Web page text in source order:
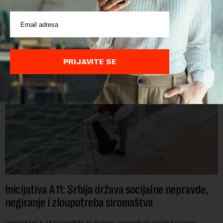
"Jugoslovenskom rečnom brodarstvu" otpiše više od 1,3
miliona evra duga prema državi, objavila je Pištaljka. To je
Inicijativa A11: Srbija država socijalne nepravde,
negiranje i zloupotreba siromaštva
PRIJAVITE SE